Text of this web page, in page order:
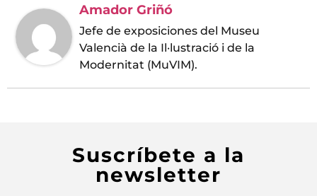
Amador Griñó
Jefe de exposiciones del Museu
Valencià de la Il·lustració i de la
Modernitat (MuVIM).
Suscríbete a la
newsletter